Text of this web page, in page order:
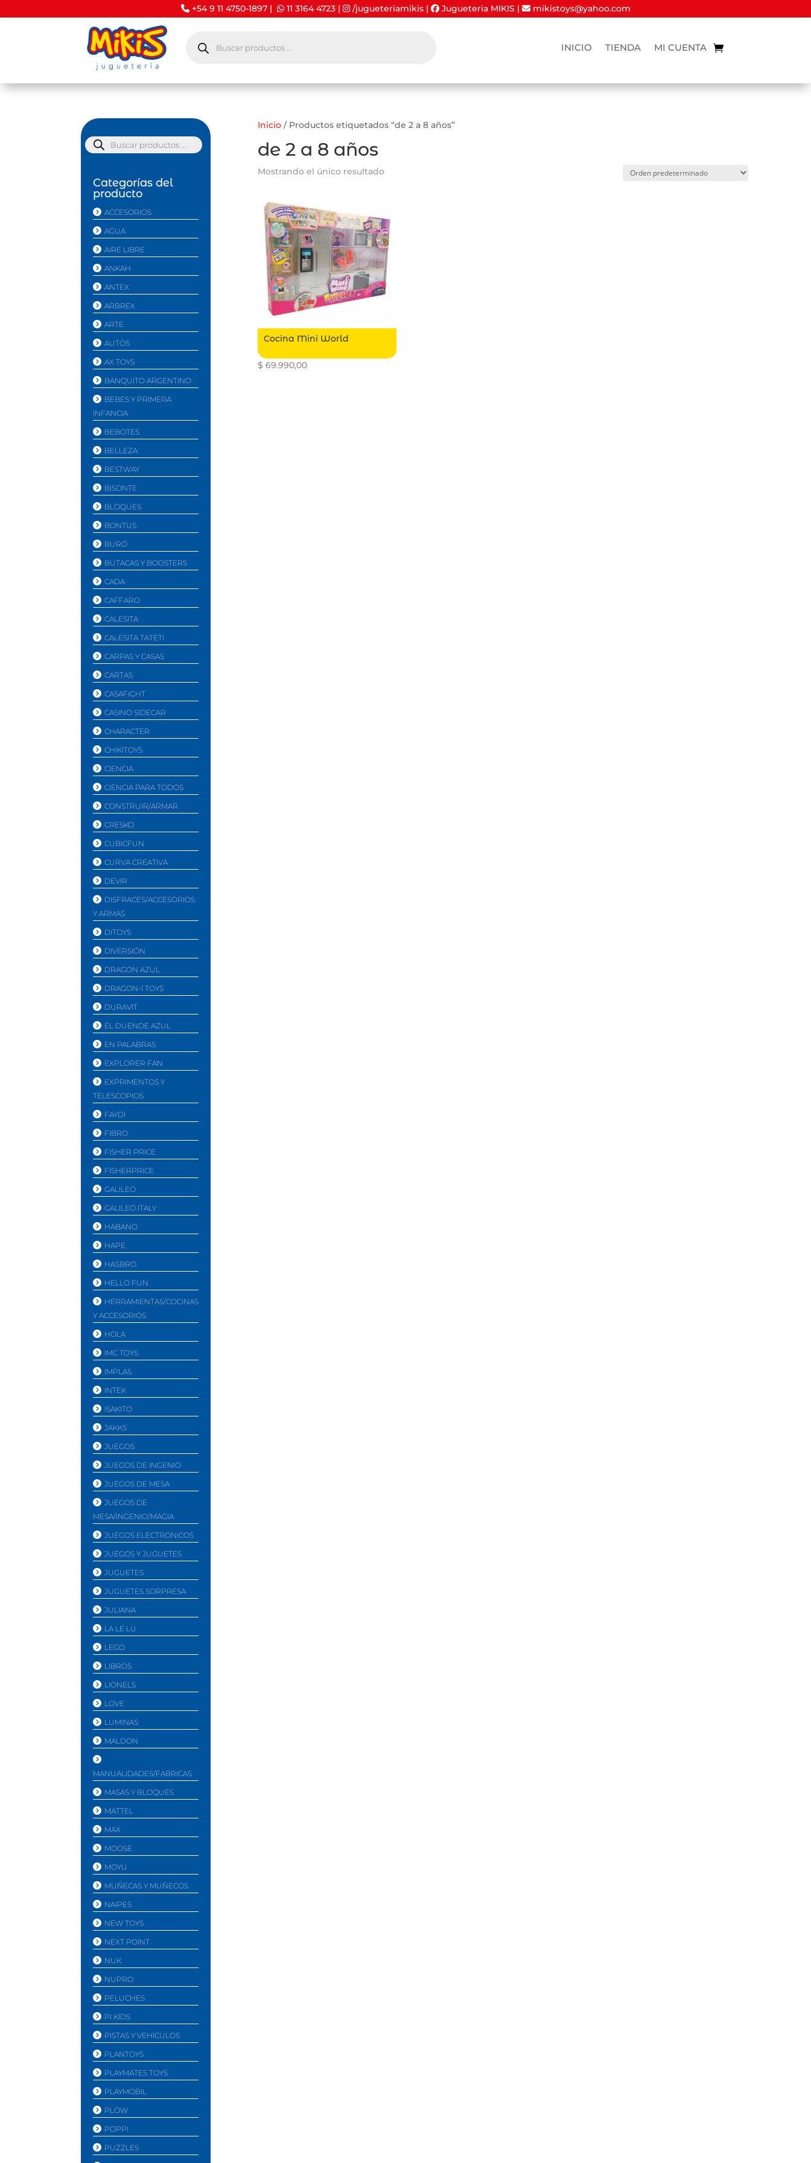
+54 9 11 4750-1897 | 11 3164 4723| /jugueteriamikis| Jugueteria MIKIS | mikistoys@yahoo.com
productos INICIO TIENDA MI CUENTA
Inicio/ Productos etiquetados “de 2 a 8 años”
de 2 a 8 años
Mostrando el único resultado
Cocina Mini World
$ 69.990,00
Búsqueda
de
productos
Categorías del
producto
ACCESORIOS
AGUA
AIRE LIBRE
ANKAH
ANTEX
ARBREX
ARTE
AUTOS
AX TOYS
BANQUITO ARGENTINO
BEBES Y PRIMERA
INFANCIA
BEBOTES
BELLEZA
BESTWAY
BISONTE
BLOQUES
BONTUS
BURÓ
BUTACAS Y BOOSTERS
CADA
CAFFARO
CALESITA
CALESITA TATETI
CARPAS Y CASAS
CARTAS
CASAFIGHT
CASINO SIDECAR
CHARACTER
CHIKITOYS
CIENCIA
CIENCIA PARA TODOS
CONSTRUIR/ARMAR
CRESKO
CUBICFUN
CURVA CREATIVA
DEVIR
DISFRACES/ACCESORIOS
Y ARMAS
DITOYS
DIVERSIÓN
DRAGON AZUL
DRAGON-I TOYS
DURAVIT
EL DUENDE AZUL
EN PALABRAS
EXPLORER FAN
EXPRIMENTOS Y
TELESCOPIOS
FAYDI
FIBRO
FISHER PRICE
FISHERPRICE
GALILEO
GALILEO ITALY
HABANO
HAPE
HASBRO
HELLO FUN
HERRAMIENTAS/COCINAS
Y ACCESORIOS
HOLA
IMC TOYS
IMPLAS
INTEK
ISAKITO
JAKKS
JUEGOS
JUEGOS DE INGENIO
JUEGOS DE MESA
JUEGOS DE
MESA/INGENIO/MAGIA
JUEGOS ELECTRONICOS
JUEGOS Y JUGUETES
JUGUETES
JUGUETES SORPRESA
JULIANA
LA LE LU
LEGO
LIBROS
LIONELS
LOVE
LUMINAS
MALDON
MANUALIDADES/FABRICAS
MASAS Y BLOQUES
MATTEL
MAX
MOOSE
MOYU
MUÑECAS Y MUÑECOS
NAIPES
NEW TOYS
NEXT POINT
NUK
NUPRO
PELUCHES
PI KIDS
PISTAS Y VEHÍ­CULOS
PLANTOYS
PLAYMATES TOYS
PLAYMOBIL
PLOW
POPPI
PUZZLES